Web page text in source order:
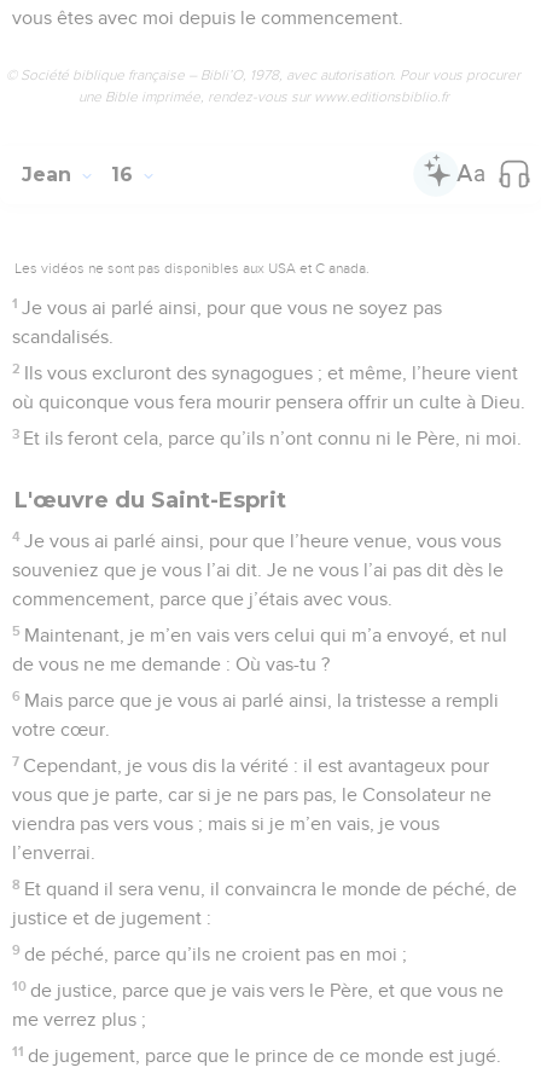
vous êtes avec moi depuis le commencement.
© Société biblique française – Bibli’O, 1978, avec autorisation. Pour vous procurer
une Bible imprimée, rendez-vous sur www.editionsbiblio.fr
Jean 16
Les vidéos ne sont pas disponibles aux USA et C anada.
1 Je vous ai parlé ainsi, pour que vous ne soyez pas
scandalisés.
2 Ils vous excluront des synagogues ; et même, l’heure vient
où quiconque vous fera mourir pensera offrir un culte à Dieu.
3 Et ils feront cela, parce qu’ils n’ont connu ni le Père, ni moi.
L'œuvre du Saint-Esprit
4 Je vous ai parlé ainsi, pour que l’heure venue, vous vous
souveniez que je vous l’ai dit. Je ne vous l’ai pas dit dès le
commencement, parce que j’étais avec vous.
5 Maintenant, je m’en vais vers celui qui m’a envoyé, et nul
de vous ne me demande : Où vas-tu ?
6 Mais parce que je vous ai parlé ainsi, la tristesse a rempli
votre cœur.
7 Cependant, je vous dis la vérité : il est avantageux pour
vous que je parte, car si je ne pars pas, le Consolateur ne
viendra pas vers vous ; mais si je m’en vais, je vous
l’enverrai.
8 Et quand il sera venu, il convaincra le monde de péché, de
justice et de jugement :
9 de péché, parce qu’ils ne croient pas en moi ;
10 de justice, parce que je vais vers le Père, et que vous ne
me verrez plus ;
11 de jugement, parce que le prince de ce monde est jugé.